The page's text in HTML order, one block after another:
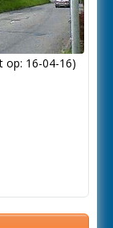
op: 16-04-16)